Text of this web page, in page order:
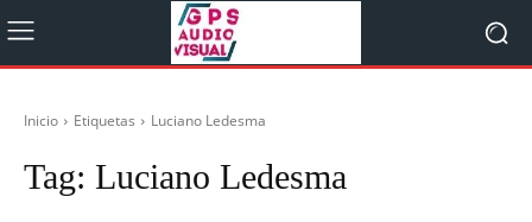
Inicio Etiquetas Luciano Ledesma
Tag: Luciano Ledesma